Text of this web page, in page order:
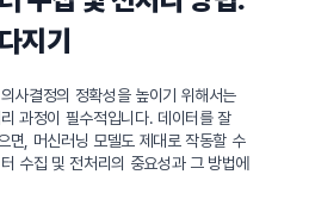
지기
사결정의 정확성을 높이기 위해서는
과정이 필수적입니다. 데이터를 잘
면, 머신러닝 모델도 제대로 작동할 수
수집 및 전처리의 중요성과 그 방법에